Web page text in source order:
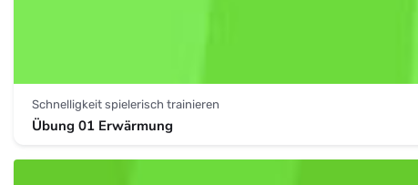
Schnelligkeit spielerisch trainieren
Übung 01 Erwärmung